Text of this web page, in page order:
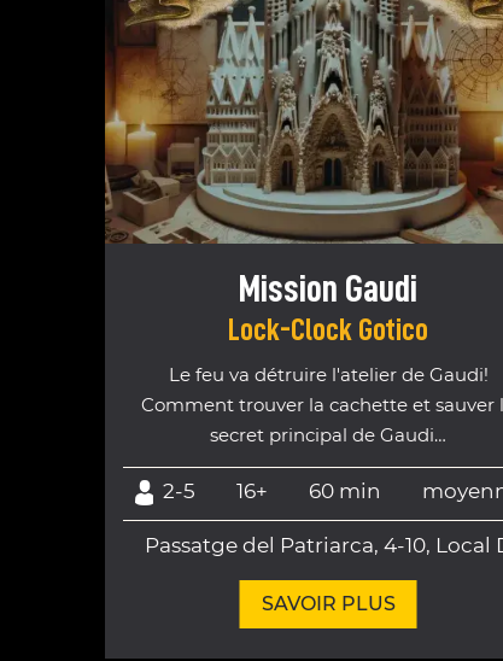
Mission Gaudi
Lock-Clock Gotico
Le feu va détruire l'atelier de Gaudi!
Comment trouver la cachette et sauver
secret principal de Gaudi…
2-5 16+ 60 min
Passatge del Patriarca, 4-10, Local
SAVOIR PLUS